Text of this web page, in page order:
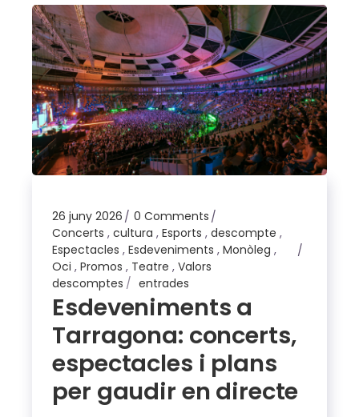
26 juny 2026
0 Comments
Concerts ,cultura ,Esports ,descompte ,
Espectacles ,Esdeveniments ,Monòleg ,
Oci ,Promos , Teatre ,Valors
descomptes
entrades
Esdeveniments a
Tarragona: concerts,
espectacles i plans
per gaudir en directe